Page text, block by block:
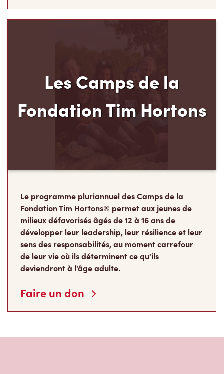
Fondation Tim Hortons
Fondation Tim Hortons® permet aux jeunes de
milieux défavorisés âgés de 12 à 16 ans de
développer leur leadership, leur résilience et leur
sens des responsabilités, au moment carrefour
de leur vie où ils déterminent ce qu’ils
deviendront à l’âge adulte.
Faire un don